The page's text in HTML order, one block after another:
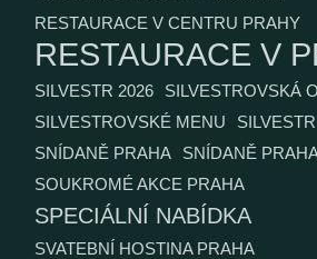
RESTAURACE V CENTRU PRAHY
RESTAURACE V
SILVESTR 2026
SILVESTROVSKÁ
SILVESTROVSKÉ MENU
SNÍDANĚ PRAHA
SNÍDANĚ
SOUKROMÉ AKCE PRAHA
SPECIÁLNÍ NABÍDKA
SVATEBNÍ HOSTINA PRAHA